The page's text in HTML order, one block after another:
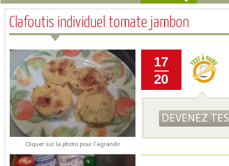
Clafoutis individuel tomate jambon
Cliquer sur la photo pour l'agrandir
17
20
DEVENEZ